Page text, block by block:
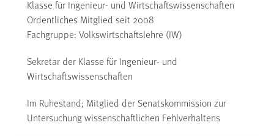
Klasse für Ingenieur- und Wirtschaftswissenschaften
Ordentliches Mitglied seit 2008
Fachgruppe: Volkswirtschaftslehre (IW)
Sekretar der Klasse für Ingenieur- und
Wirtschaftswissenschaften
Im Ruhestand; Mitglied der Senatskommission zur
Untersuchung wissenschaftlichen Fehlverhaltens